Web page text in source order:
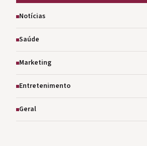
Notícias
Saúde
Marketing
Entretenimento
Geral